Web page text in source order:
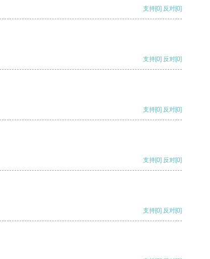
支持[0] 反对[0]
支持[0] 反对[0]
支持[0] 反对[0]
支持[0] 反对[0]
支持[0] 反对[0]